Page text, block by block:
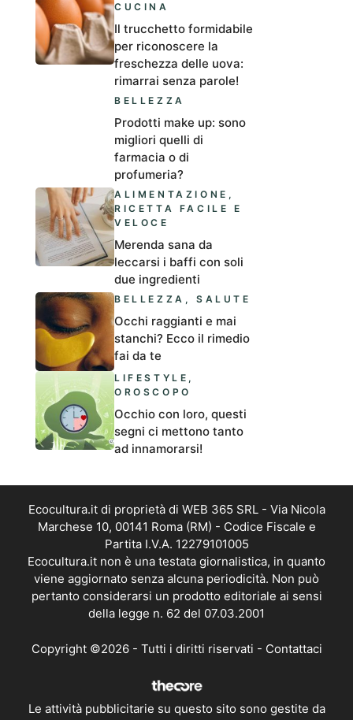
CUCINA
Il trucchetto formidabile
per riconoscere la
freschezza delle uova:
rimarrai senza parole!
BELLEZZA
Prodotti make up: sono
migliori quelli di
farmacia o di
profumeria?
ALIMENTAZIONE ,
RICETTA FACILE E
VELOCE
Merenda sana da
leccarsi i baffi con soli
due ingredienti
BELLEZZA ,SALUTE
Occhi raggianti e mai
stanchi? Ecco il rimedio
fai da te
LIFESTYLE ,
OROSCOPO
Occhio con loro, questi
segni ci mettono tanto
ad innamorarsi!
Ecocultura.it di proprietà di WEB 365 SRL - Via Nicola
Marchese 10, 00141 Roma (RM) - Codice Fiscale e
Partita I.V.A. 12279101005
Ecocultura.it non è una testata giornalistica, in quanto
viene aggiornato senza alcuna periodicità. Non può
pertanto considerarsi un prodotto editoriale ai sensi
della legge n. 62 del 07.03.2001
Copyright ©2026 - Tutti i diritti riservati - Contattaci
Le attività pubblicitarie su questo sito sono gestite da